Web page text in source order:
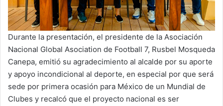
Durante la presentación, el presidente de la Asociación
Nacional Global Asociation de Football 7, Rusbel Mosqueda
Canepa, emitió su agradecimiento al alcalde por su aporte
y apoyo incondicional al deporte, en especial por que será
sede por primera ocasión para México de un Mundial de
Clubes y recalcó que el proyecto nacional es ser